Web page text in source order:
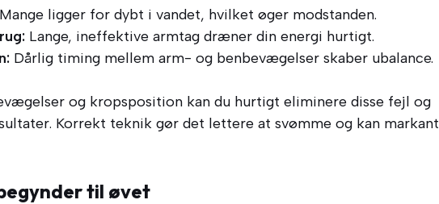
Mange ligger for dybt i vandet, hvilket øger modstanden.
Lange, ineffektive armtag dræner din energi hurtigt.
Dårlig timing mellem arm- og benbevægelser skaber ubalance.
og kropsposition kan du hurtigt eliminere disse fejl og
Korrekt teknik gør det lettere at svømme og kan markant
til øvet